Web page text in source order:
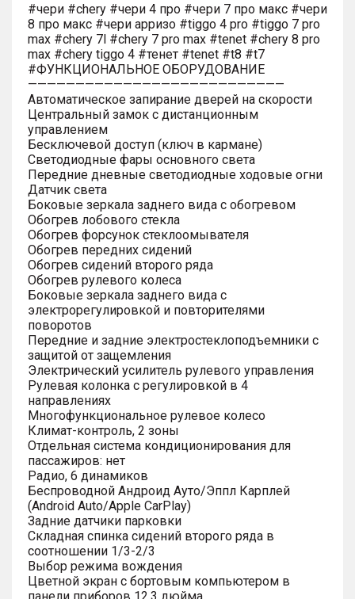
#чери #chery #чери 4 про #чери 7 про макс #чери
8 про макс #чери арризо #tiggo 4 pro #tiggo 7 pro
max #chery 7l #chery 7 pro max #tenet #chery 8 pro
max #chery tiggo 4 #тенет #tenet #t8 #t7
#ФУНКЦИОНАЛЬНОЕ ОБОРУДОВАНИЕ
———————————————————————————
Автоматическое запирание дверей на скорости
Центральный замок с дистанционным
управлением
Бесключевой доступ (ключ в кармане)
Светодиодные фары основного света
Передние дневные светодиодные ходовые огни
Датчик света
Боковые зеркала заднего вида с обогревом
Обогрев лобового стекла
Обогрев форсунок стеклоомывателя
Обогрев передних сидений
Обогрев сидений второго ряда
Обогрев рулевого колеса
Боковые зеркала заднего вида с
электрорегулировкой и повторителями
поворотов
Передние и задние электростеклоподъемники с
защитой от защемления
Электрический усилитель рулевого управления
Рулевая колонка с регулировкой в 4
направлениях
Многофункциональное рулевое колесо
Климат-контроль, 2 зоны
Отдельная система кондиционирования для
пассажиров: нет
Радио, 6 динамиков
Беспроводной Андроид Ауто/Эппл Карплей
(Android Auto/Apple CarPlay)
Задние датчики парковки
Складная спинка сидений второго ряда в
соотношении 1/3-2/3
Выбор режима вождения
Цветной экран с бортовым компьютером в
панели приборов 12.3 дюйма